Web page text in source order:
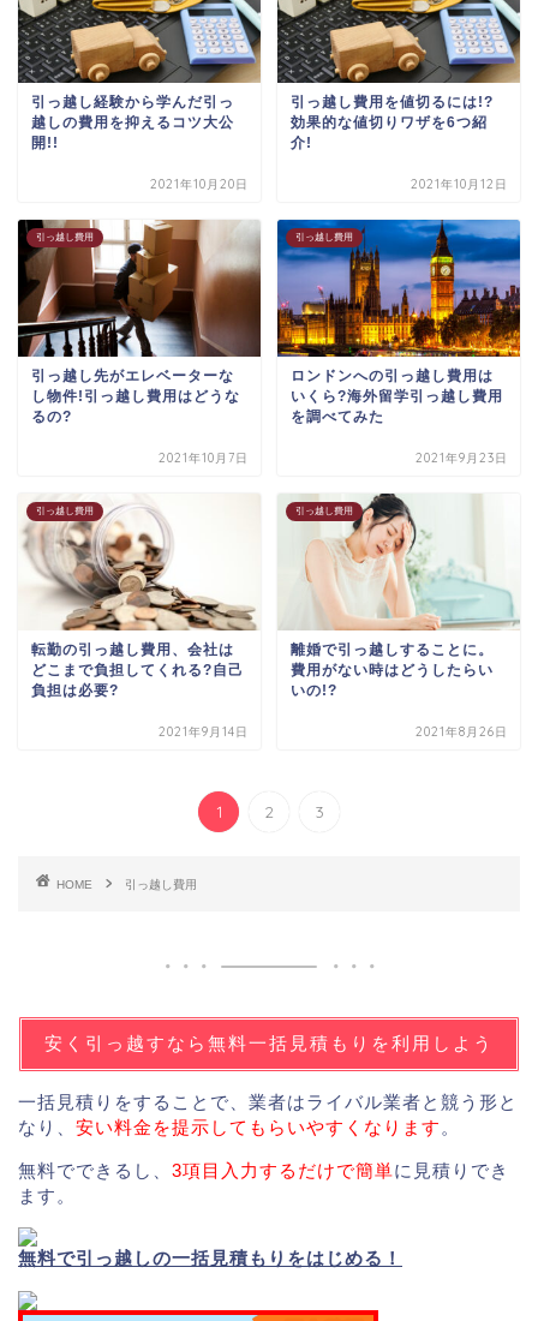
引っ越し経験から学んだ引っ
越しの費用を抑えるコツ大公
開!!
2021年10月20日
引っ越し費用を値切るには!?
効果的な値切りワザを6つ紹
介!
2021年10月12日
引っ越し費用
引っ越し先がエレベーターな
し物件!引っ越し費用はどうな
るの?
2021年10月7日
引っ越し費用
ロンドンへの引っ越し費用は
いくら?海外留学引っ越し費用
を調べてみた
2021年9月23日
引っ越し費用
転勤の引っ越し費用、会社は
どこまで負担してくれる?自己
負担は必要?
2021年9月14日
引っ越し費用
離婚で引っ越しすることに。
費用がない時はどうしたらい
いの!?
2021年8月26日
1 2 3
HOME 引っ越し費用
安く引っ越すなら無料一括見積もりを利用しよう
一括見積りをすることで、業者はライバル業者と競う形と
なり、 安い料金を提示してもらいやすくなります 。
無料でできるし、 3項目入力するだけで簡単に見積りでき
ます。
無料で引っ越しの一括見積もりをはじめる！